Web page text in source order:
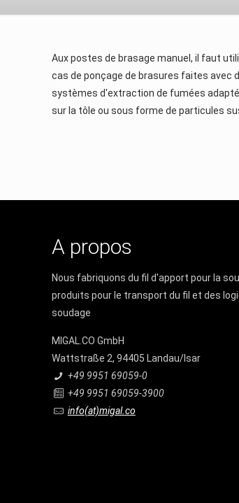
Aux postes de brasage manuel, il faut
cas de ponçage de brasures faites avec
systèmes d'extraction de fumées
sur la tôle ou sous forme de particules
A propos
Nous fabriquons du fil d'apport pour la
produits pour le transport du fil et des
soudage
MIGAL.CO GmbH
Wattstraße 2, 94405 Landau/Isar
+49 9951 69059-0
+49 9951 69059-3900
info(at)migal.co